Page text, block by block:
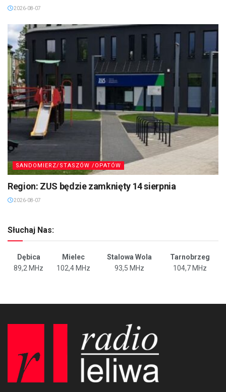
2026-08-07
SANDOMIERZ/STASZÓW /OPATÓW
Region: ZUS będzie zamknięty 14 sierpnia
2026-08-07
Słuchaj Nas:
Dębica Mielec Stalowa Wola
Tarnobrzeg
89,2 MHz
102,4 MHz 93,5 MHz 104,7 MHz